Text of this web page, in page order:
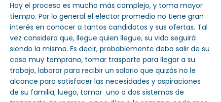
Hoy el proceso es mucho más complejo, y toma mayor
tiempo. Por lo general el elector promedio no tiene gran
interés en conocer a tantos candidatos y sus ofertas. Tal
vez considera que, llegue quien llegue, su vida seguirá
siendo la misma. Es decir, probablemente deba salir de su
casa muy temprano, tomar trasporte para llegar a su
trabajo, laborar para recibir un salario que quizás no le
alcance para satisfacer las necesidades y aspiraciones
de su familia; luego, tomar uno o dos sistemas de